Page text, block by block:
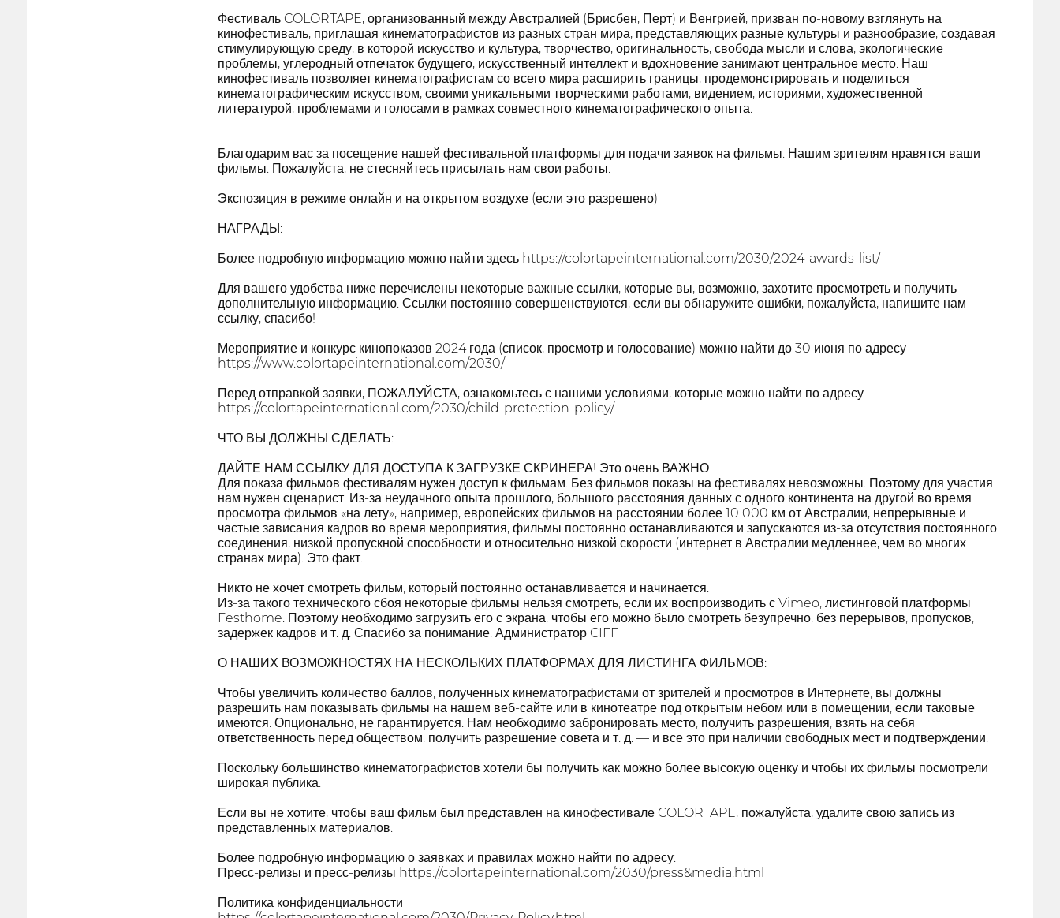
Фестиваль COLORTAPE, организованный между Австралией (Брисбен, Перт) и Венгрией, призван по-новому взглянуть на
кинофестиваль, приглашая кинематографистов из разных стран мира, представляющих разные культуры и разнообразие, создавая
стимулирующую среду, в которой искусство и культура, творчество, оригинальность, свобода мысли и слова, экологические
проблемы, углеродный отпечаток будущего, искусственный интеллект и вдохновение занимают центральное место. Наш
кинофестиваль позволяет кинематографистам со всего мира расширить границы, продемонстрировать и поделиться
кинематографическим искусством, своими уникальными творческими работами, видением, историями, художественной
литературой, проблемами и голосами в рамках совместного кинематографического опыта.
Благодарим вас за посещение нашей фестивальной платформы для подачи заявок на фильмы. Нашим зрителям нравятся ваши
фильмы. Пожалуйста, не стесняйтесь присылать нам свои работы.
Экспозиция в режиме онлайн и на открытом воздухе (если это разрешено)
НАГРАДЫ:
Более подробную информацию можно найти здесь https://colortapeinternational.com/2030/2024-awards-list/
Для вашего удобства ниже перечислены некоторые важные ссылки, которые вы, возможно, захотите просмотреть и получить
дополнительную информацию. Ссылки постоянно совершенствуются, если вы обнаружите ошибки, пожалуйста, напишите нам
ссылку, спасибо!
Мероприятие и конкурс кинопоказов 2024 года (список, просмотр и голосование) можно найти до 30 июня по адресу
https://www.colortapeinternational.com/2030/
Перед отправкой заявки, ПОЖАЛУЙСТА, ознакомьтесь с нашими условиями, которые можно найти по адресу
https://colortapeinternational.com/2030/child-protection-policy/
ЧТО ВЫ ДОЛЖНЫ СДЕЛАТЬ:
ДАЙТЕ НАМ ССЫЛКУ ДЛЯ ДОСТУПА К ЗАГРУЗКЕ СКРИНЕРА! Это очень ВАЖНО
Для показа фильмов фестивалям нужен доступ к фильмам. Без фильмов показы на фестивалях невозможны. Поэтому для участия
нам нужен сценарист. Из-за неудачного опыта прошлого, большого расстояния данных с одного континента на другой во время
просмотра фильмов «на лету», например, европейских фильмов на расстоянии более 10 000 км от Австралии, непрерывные и
частые зависания кадров во время мероприятия, фильмы постоянно останавливаются и запускаются из-за отсутствия постоянного
соединения, низкой пропускной способности и относительно низкой скорости (интернет в Австралии медленнее, чем во многих
странах мира). Это факт.
Никто не хочет смотреть фильм, который постоянно останавливается и начинается.
Из-за такого технического сбоя некоторые фильмы нельзя смотреть, если их воспроизводить с Vimeo, листинговой платформы
Festhome. Поэтому необходимо загрузить его с экрана, чтобы его можно было смотреть безупречно, без перерывов, пропусков,
задержек кадров и т. д. Спасибо за понимание. Администратор CIFF
О НАШИХ ВОЗМОЖНОСТЯХ НА НЕСКОЛЬКИХ ПЛАТФОРМАХ ДЛЯ ЛИСТИНГА ФИЛЬМОВ:
Чтобы увеличить количество баллов, полученных кинематографистами от зрителей и просмотров в Интернете, вы должны
разрешить нам показывать фильмы на нашем веб-сайте или в кинотеатре под открытым небом или в помещении, если таковые
имеются. Опционально, не гарантируется. Нам необходимо забронировать место, получить разрешения, взять на себя
ответственность перед обществом, получить разрешение совета и т. д. — и все это при наличии свободных мест и подтверждении.
Поскольку большинство кинематографистов хотели бы получить как можно более высокую оценку и чтобы их фильмы посмотрели
широкая публика.
Если вы не хотите, чтобы ваш фильм был представлен на кинофестивале COLORTAPE, пожалуйста, удалите свою запись из
представленных материалов.
Более подробную информацию о заявках и правилах можно найти по адресу:
Пресс-релизы и пресс-релизы https://colortapeinternational.com/2030/press&media.html
Политика конфиденциальности